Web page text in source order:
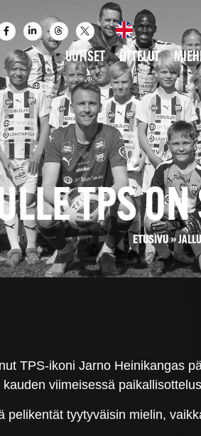
UUTISET OTTELUT
TPS
ETUSIVU»
TPS-ikoni Jarno Heinikangas
viimeisessä
pelikentät tyytyväisin mielin,